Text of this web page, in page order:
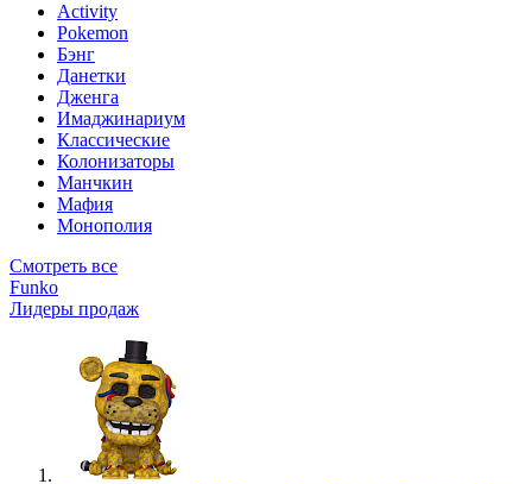
Activity
Pokemon
Бэнг
Данетки
Дженга
Имаджинариум
Классические
Колонизаторы
Манчкин
Мафия
Монополия
Смотреть все
Funko
Лидеры продаж